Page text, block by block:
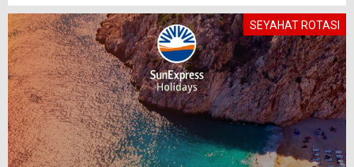
SEYAHAT ROTASI